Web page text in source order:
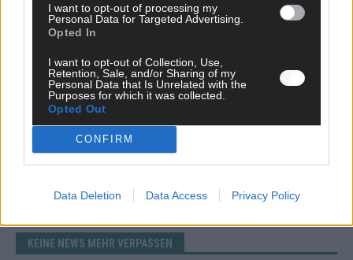
I want to opt-out of processing my
Personal Data for Targeted Advertising.
Opted In
I want to opt-out of Collection, Use,
Retention, Sale, and/or Sharing of my
Personal Data that Is Unrelated with the
Purposes for which it was collected.
Opted Out
CONFIRM
Data Deletion Data Access Privacy Policy
KEINE NEWS MEHR VERPASSEN